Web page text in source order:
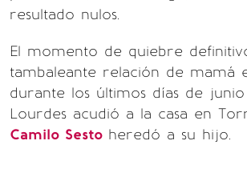
resultado nulos.
El momento de quiebre
tambaleante relación de mamá
durante los últimos días de
Lourdes acudió a la casa en
Camilo Sesto heredó a su hijo.